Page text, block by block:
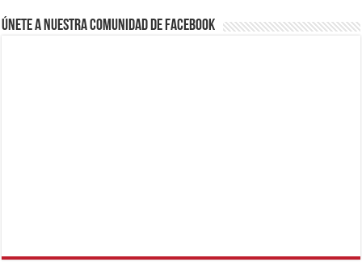
Únete a nuestra comunidad de Facebook